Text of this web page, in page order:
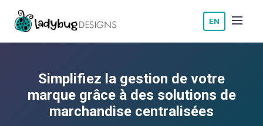
EN
Simplifiez la gestion de votre
marque grâce à des solutions de
marchandise centralisées